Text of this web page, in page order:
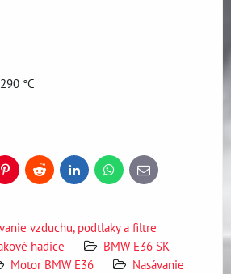
°C
PinterestReddit LinkedInWhatsApp
E-
mail
vzduchu, podtlaky a filtre
hadice
BMW E36 SK
Motor BMW E36
Nasávanie